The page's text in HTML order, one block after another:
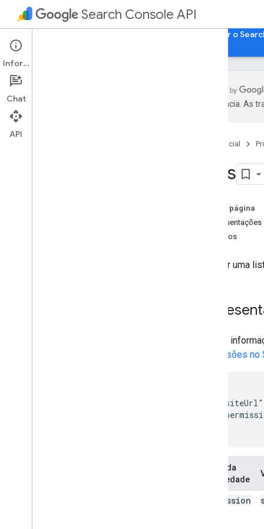
Search Console API
Acessar o
Lista de métodos
Mensagens de erro padrão
preferência. As
Página inicial
Sites
Nesta página
Métodos
Para ver uma
Contém
Permissões
Nome da
propriedade
permission
Informações
Chat
API